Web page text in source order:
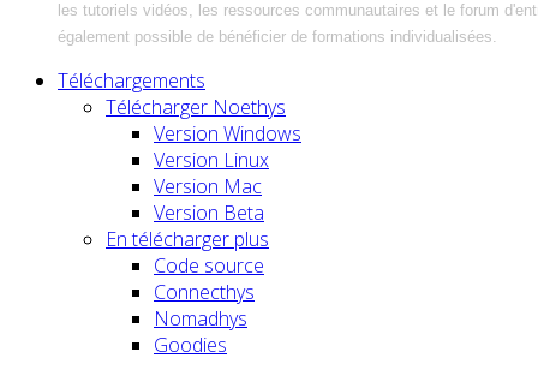
les tutoriels vidéos, les ressources communautaires et le forum
également possible de bénéficier de formations individualisées.
Téléchargements
Télécharger Noethys
Version Windows
Version Linux
Version Mac
Version Beta
En télécharger plus
Code source
Connecthys
Nomadhys
Goodies